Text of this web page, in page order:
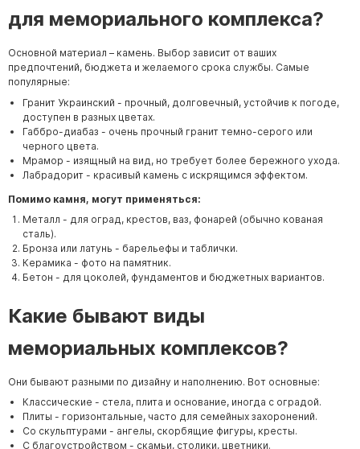
для мемориального комплекса?
Основной материал – камень. Выбор зависит от ваших
предпочтений, бюджета и желаемого срока службы. Самые
популярные:
Гранит Украинский - прочный, долговечный, устойчив к погоде,
доступен в разных цветах.
Габбро-диабаз - очень прочный гранит темно-серого или
черного цвета.
Мрамор - изящный на вид, но требует более бережного ухода.
Лабрадорит - красивый камень с искрящимся эффектом.
Помимо камня, могут применяться:
Металл - для оград, крестов, ваз, фонарей (обычно кованая
сталь).
Бронза или латунь - барельефы и таблички.
Керамика - фото на памятник.
Бетон - для цоколей, фундаментов и бюджетных вариантов.
Какие бывают виды
мемориальных комплексов?
Они бывают разными по дизайну и наполнению. Вот основные:
Классические - стела, плита и основание, иногда с оградой.
Плиты - горизонтальные, часто для семейных захоронений.
Со скульптурами - ангелы, скорбящие фигуры, кресты.
С благоустройством - скамьи, столики, цветники.